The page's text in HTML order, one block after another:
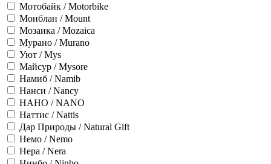
Мотобайк / Motorbike
Монблан / Mount
Мозаика / Mozaica
Мурано / Murano
Уют / Mys
Майсур / Mysore
Намиб / Namib
Нанси / Nancy
НАНО / NANO
Наттис / Nattis
Дар Природы / Natural Gift
Немо / Nemo
Нера / Nera